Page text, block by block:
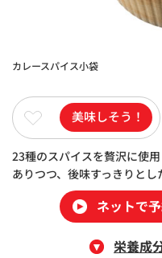
カレースパイス小袋
美味しそう！
23種のスパイスを贅沢に使
ありつつ、後味すっきりとし
ネットで
栄養成